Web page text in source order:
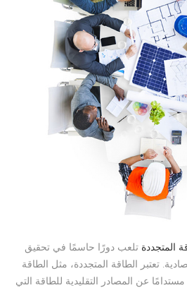
المتجددة تلعب دورًا حاسمًا في تحقيق
تعتبر الطاقة المتجددة، مثل الطاقة
مستدامًا عن المصادر التقليدية للطاقة التي